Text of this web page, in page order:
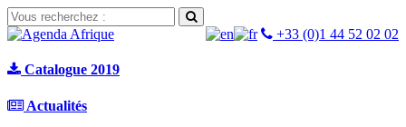
+33 (0)1 44 52 02 02
Catalogue 2019
Actualités